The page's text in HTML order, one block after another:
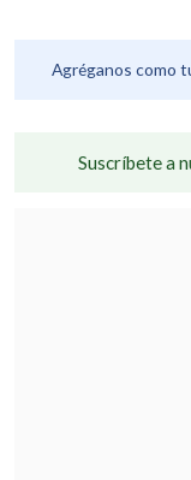
Agréganos como
Suscríbete a